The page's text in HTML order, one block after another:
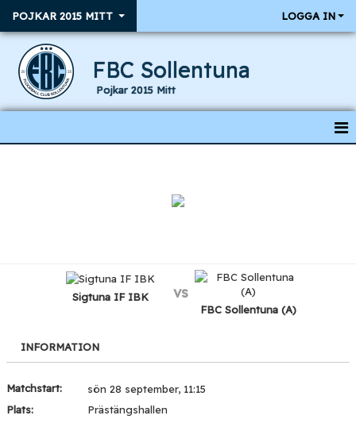
POJKAR 2015 MITT LOGGA IN
FBC Sollentuna
Pojkar 2015 Mitt
Sigtuna IF IBK vs
FBC Sollentuna (A)
INFORMATION
Matchstart:
sön 28 september, 11:15
Plats:
Prästängshallen